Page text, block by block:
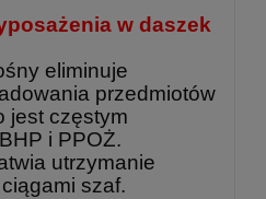
w daszek
eliminuje
przedmiotów
jest częstym
i PPOŻ.
utrzymanie
szaf.